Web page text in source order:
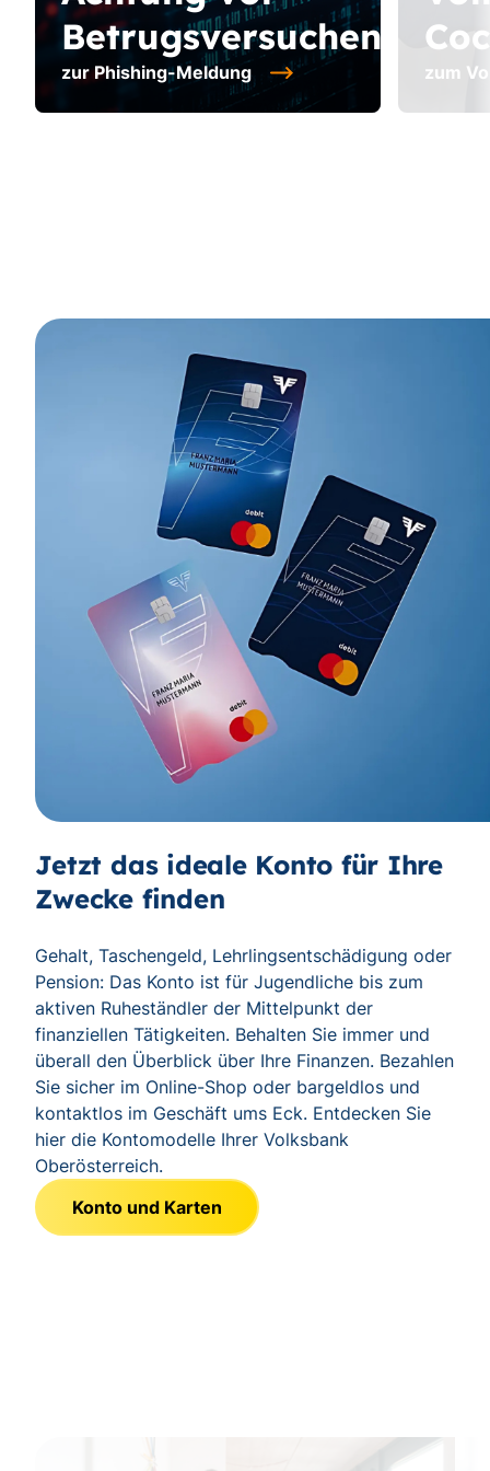
Betrugsversuchen
zur Phishing-Meldung zum
Jetzt das ideale Konto für Ihre
Zwecke finden
Gehalt, Taschengeld, Lehrlingsentschädigung oder
Pension: Das Konto ist für Jugendliche bis zum
aktiven Ruheständler der Mittelpunkt der
finanziellen Tätigkeiten. Behalten Sie immer und
überall den Überblick über Ihre Finanzen. Bezahlen
Sie sicher im Online-Shop oder bargeldlos und
kontaktlos im Geschäft ums Eck. Entdecken Sie
hier die Kontomodelle Ihrer Volksbank
Oberösterreich.
Konto und Karten